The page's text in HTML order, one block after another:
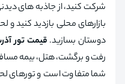
شرکت کنید، از جاذبه‌ های
بازارهای محلی بازدید کنید و
دوستان بسازید. قیمت تور
رفت و برگشت، هتل، بیمه
شما متفاوت است و تورهای